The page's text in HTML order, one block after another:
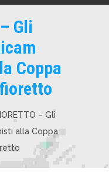
Gli
Coppa
– Gli
alla Coppa